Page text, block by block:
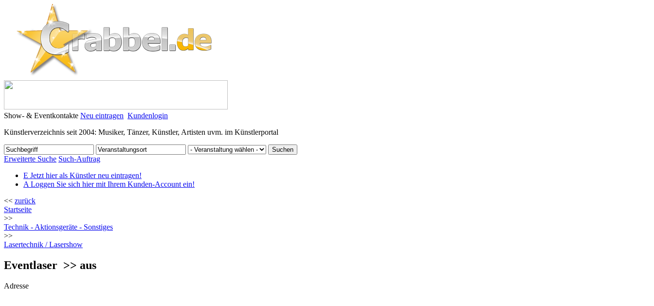
Show- & Eventkontakte Neu eintragen Kundenlogin
Künstlerverzeichnis seit 2004: Musiker, Tänzer, Künstler, Artisten uvm. im Künstlerportal
Erweiterte Suche Such-Auftrag
E Jetzt hier als Künstler neu eintragen!
A Loggen Sie sich hier mit Ihrem Kunden-Account ein!
<< zurück
Startseite
>>
Technik - Aktionsgeräte - Sonstiges
>>
Lasertechnik / Lasershow
Eventlaser >> aus
Adresse